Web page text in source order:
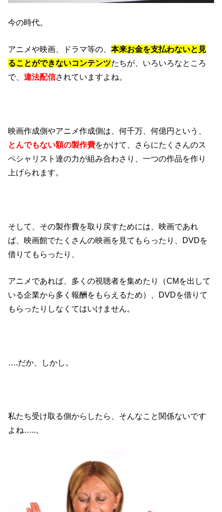
今の時代。
アニメや映画、ドラマ等の、本来お金を支払わないと見
ることができないコンテンツたちが、いろいろなところ
で、違法配信されていますよね。
映画作成側やアニメ作成側は、何千万、何億円という、
とんでもない額の製作費をかけて、さらにたくさんのス
ペシャリスト達の力が組み合わさり、一つの作品を作り
上げられます。
そして、その製作費を取り戻すためには、映画であれ
ば、映画館でたくさんの映画を見てもらったり、DVDを
借りてもらったり、
アニメであれば、多くの視聴者を集めたり（CMを出して
いる企業から多く報酬をもらえるため）、DVDを借りて
もらったりしなくてはいけません。
….だか、しかし。
私たち受け取る側からしたら、そんなこと関係ないです
よね…..。